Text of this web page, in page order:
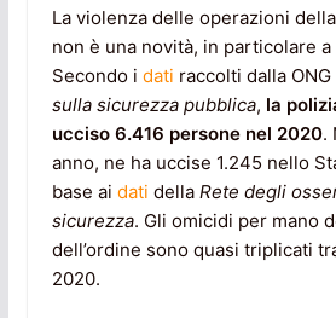
La violenza delle operazioni
non è una novità, in particolare
Secondo i dati raccolti dalla ONG
sulla sicurezza pubblica, la
ucciso 6.416 persone nel 2020.
anno, ne ha uccise 1.245 nello
base ai dati della Rete degli
sicurezza. Gli omicidi per mano
dell’ordine sono quasi triplicati
2020.